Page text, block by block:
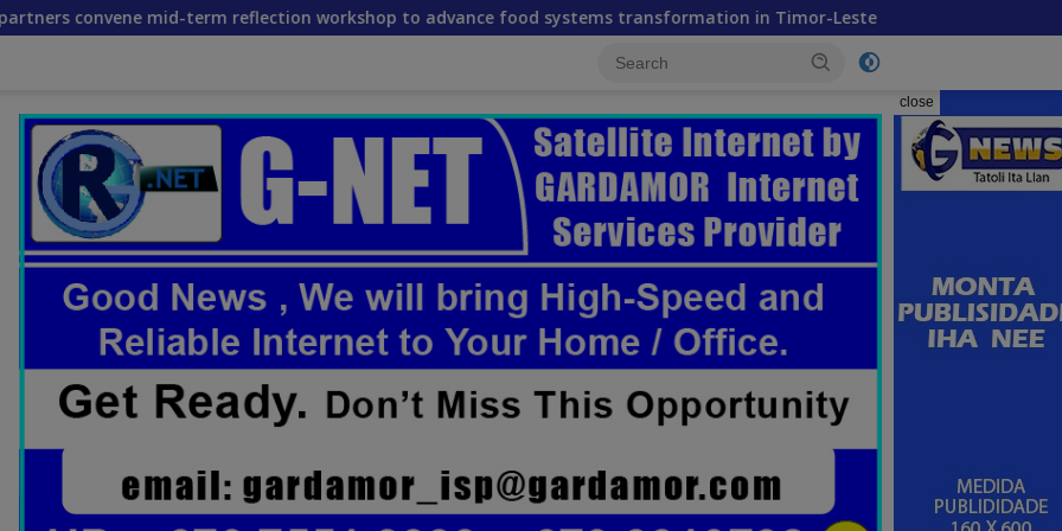
term reflection workshop to advance food systems transformation in Timor-Leste Feto iha Governasaun lokal
close